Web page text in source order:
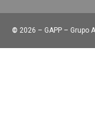
© 2026 – GAPP – Grupo